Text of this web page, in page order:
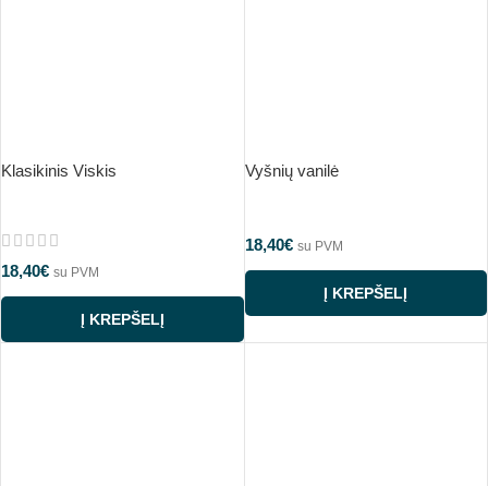
Klasikinis Viskis
18,40€ su PVM
Į KREPŠELĮ
Vyšnių vanilė
18,40€ su PVM
Į KREPŠELĮ